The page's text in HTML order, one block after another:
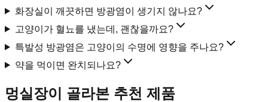
화장실이 깨끗하면 방광염이 생기지 않나요?
고양이가 혈뇨를 냈는데, 괜찮을까요?
특발성 방광염은 고양이의 수명에 영향을 주나요?
약을 먹이면 완치되나요?
멍실장이 골라본 추천 제품